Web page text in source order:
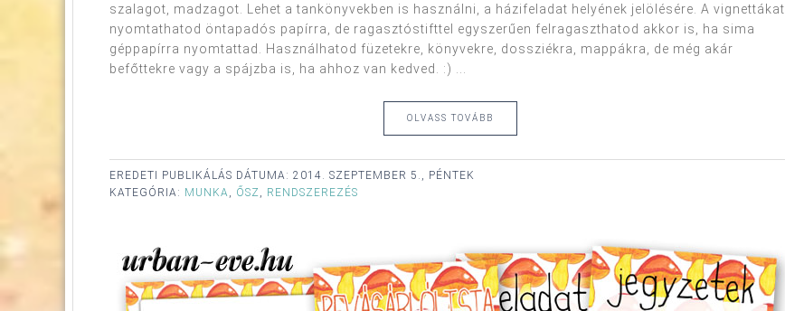
szalagot, madzagot. Lehet a tankönyvekben is használni, a házifeladat helyének jelölésére. A vignettákat
nyomtathatod öntapadós papírra, de ragasztóstifttel egyszerűen felragaszthatod akkor is, ha sima
géppapírra nyomtattad. Használhatod füzetekre, könyvekre, dossziékra, mappákra, de még akár
befőttekre vagy a spájzba is, ha ahhoz van kedved. :) ...
OLVASS TOVÁBB
EREDETI PUBLIKÁLÁS DÁTUMA: 2014. SZEPTEMBER 5., PÉNTEK
KATEGÓRIA: MUNKA, ŐSZ, RENDSZEREZÉS